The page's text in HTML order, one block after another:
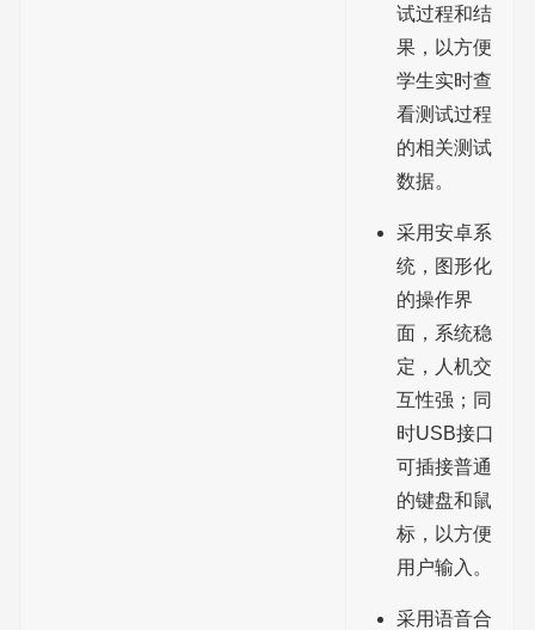
试过程和结
果，以方便
学生实时查
看测试过程
的相关测试
数据。
采用安卓系
统，图形化
的操作界
面，系统稳
定，人机交
互性强；同
时USB接口
可插接普通
的键盘和鼠
标，以方便
用户输入。
采用语音合